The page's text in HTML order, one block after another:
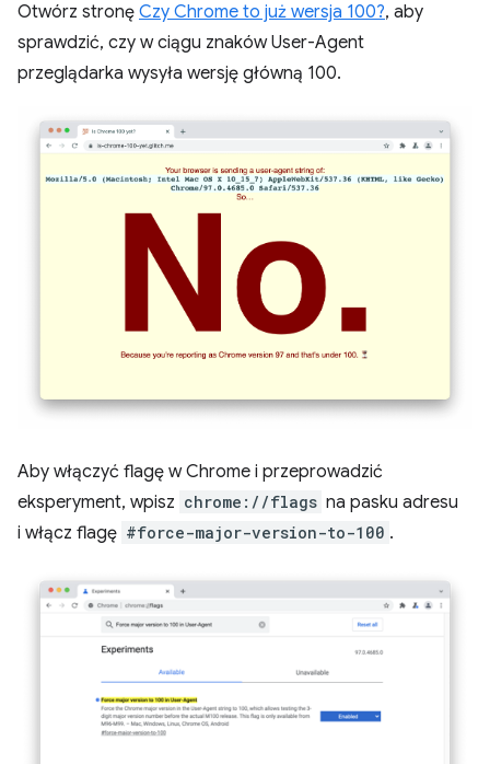
Otwórz stronę Czy Chrome to już wersja 100?, aby
sprawdzić, czy w ciągu znaków User-Agent
przeglądarka wysyła wersję główną 100.
Aby włączyć flagę w Chrome i przeprowadzić
eksperyment, wpisz chrome://flags na pasku adresu
i włącz flagę #force-major-version-to-100 .